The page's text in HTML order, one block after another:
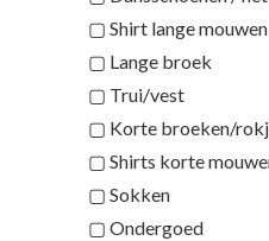
▢ Shirt lange mouwen
▢ Lange broek
▢ Trui/vest
▢ Korte broeken/
▢ Shirts korte
▢ Sokken
▢ Ondergoed